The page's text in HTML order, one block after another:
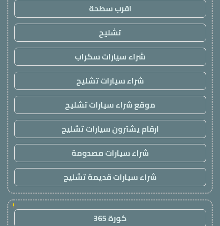
اقرب سطحة
تشليح
شراء سيارات سكراب
شراء سيارات تشليح
موقع شراء سيارات تشليح
ارقام يشترون سيارات تشليح
شراء سيارات مصدومة
شراء سيارات قديمة تشليح
!
كورة 365